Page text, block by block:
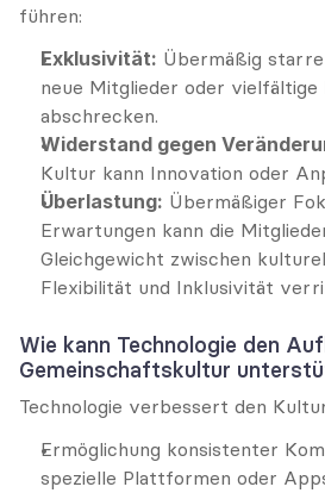
führen:
Exklusivität: Übermäßig
neue Mitglieder oder vielfältige
abschrecken.
Widerstand gegen
Kultur kann Innovation oder
Überlastung: Übermäßiger
Erwartungen kann die
Gleichgewicht zwischen
Flexibilität und Inklusivität
Wie kann Technologie den
Gemeinschaftskultur
Technologie verbessert den
Ermöglichung konsistenter
spezielle Plattformen oder